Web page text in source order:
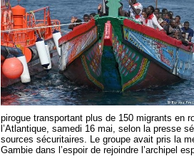
pirogue transportant plus de 150 migrants en
l’Atlantique, samedi 16 mai, selon la presse
sources sécuritaires. Le groupe avait pris la
Gambie dans l’espoir de rejoindre l’archipel